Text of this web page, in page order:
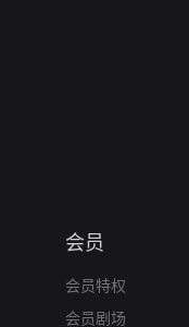
会员
会员特权
会员剧场